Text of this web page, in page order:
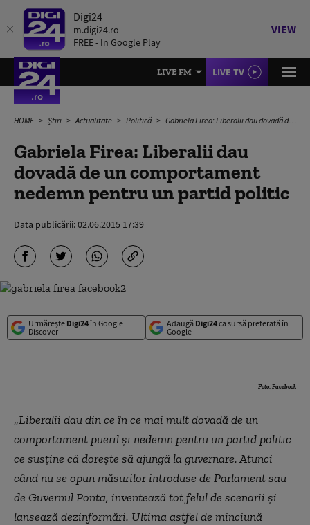
Digi24
m.digi24.ro
FREE - In Google Play
VIEW
LIVE FM LIVE TV
HOME Știri Actualitate Politică Gabriela Firea: Liberalii dau dovadă de un comportament nedemn pentru un partid politic
Gabriela Firea: Liberalii dau
dovadă de un comportament
nedemn pentru un partid politic
Data publicării:02.06.2015 17:39
Urmărește Digi24în Google
Discover
Adaugă Digi24ca sursă preferată în
Google
Foto: Facebook
„Liberalii dau din ce în ce mai mult dovadă de un
comportament pueril şi nedemn pentru un partid politic
ce susţine că doreşte să ajungă la guvernare. Atunci
când nu se opun măsurilor introduse de Parlament sau
de Guvernul Ponta, inventează tot felul de scenarii şi
lansează dezinformări. Ultima astfel de minciună